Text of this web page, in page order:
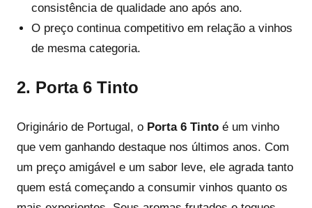
consistência de qualidade ano após ano.
O preço continua competitivo em relação a vinhos
de mesma categoria.
2. Porta 6 Tinto
Originário de Portugal, o Porta 6 Tinto é um vinho
que vem ganhando destaque nos últimos anos. Com
um preço amigável e um sabor leve, ele agrada tanto
quem está começando a consumir vinhos quanto os